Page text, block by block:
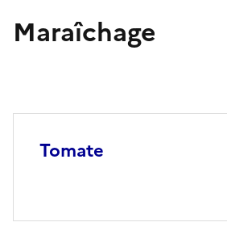
Maraîchage
Tomate